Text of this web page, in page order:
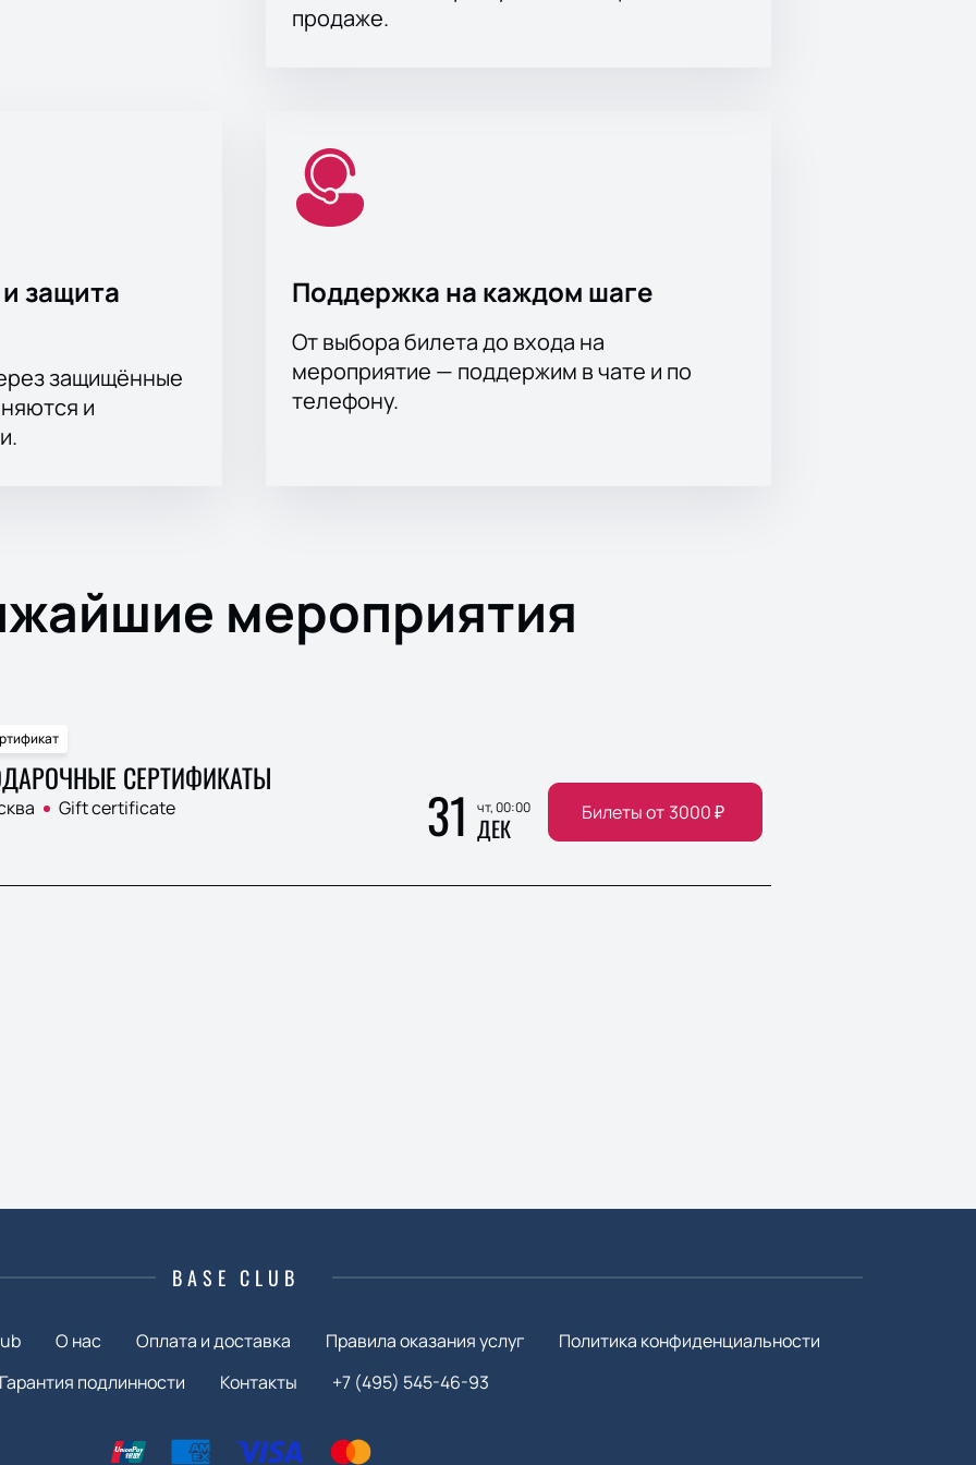
продаже.
защита
защищённые
и
Поддержка на каждом шаге
От выбора билета до входа на
мероприятие — поддержим в чате и по
телефону.
мероприятия
СЕРТИФИКАТЫ
Gift certificate 31 чт, 00:00
ДЕК Билеты от 3000₽
BASE CLUB
О нас Оплата и доставка Правила оказания услуг
Политика конфиденциальности
Гарантия подлинности
Контакты +7 (495) 545-46-93